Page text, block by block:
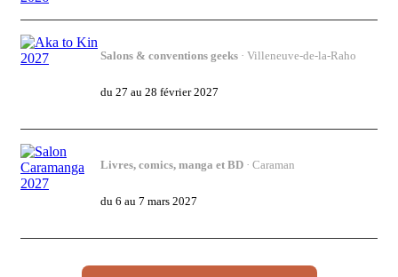
Salons & conventions geeks · Villeneuve-de-la-Raho
du 27 au 28 février 2027
Livres, comics, manga et BD · Caraman
du 6 au 7 mars 2027